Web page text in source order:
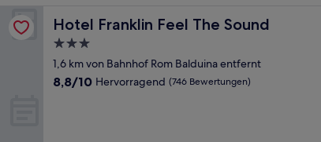
Hotel Franklin Feel The Sound
Hotel Franklin Feel The Sound
3.0-
Sterne-
Unterkunft
1,6 km von Bahnhof Rom Balduina entfernt
8.8
8,8/10 Hervorragend (746 Bewertungen)